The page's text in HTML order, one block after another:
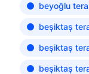
beyoğlu
beşiktaş
beşiktaş
beşiktaş